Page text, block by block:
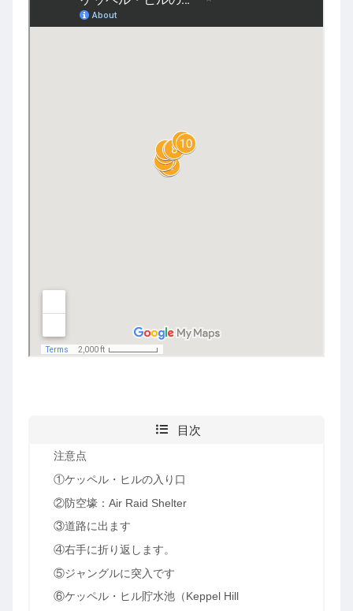
目次
注意点
①ケッペル・ヒルの入り口
②防空壕：Air Raid Shelter
③道路に出ます
④右手に折り返します。
⑤ジャングルに突入です
⑥ケッペル・ヒル貯水池（Keppel Hill